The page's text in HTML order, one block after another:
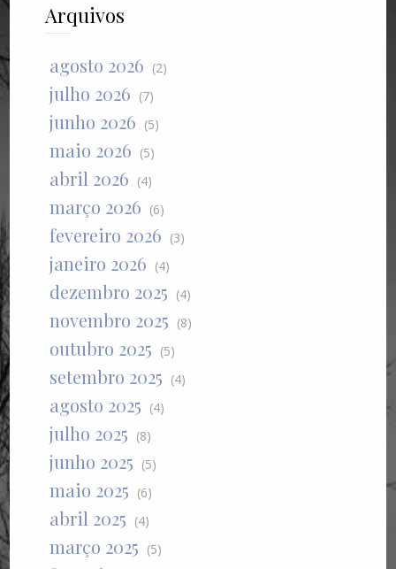
Arquivos
agosto 2026 (2)
julho 2026 (7)
junho 2026 (5)
maio 2026 (5)
abril 2026 (4)
março 2026 (6)
fevereiro 2026 (3)
janeiro 2026 (4)
dezembro 2025 (4)
novembro 2025 (8)
outubro 2025 (5)
setembro 2025 (4)
agosto 2025 (4)
julho 2025 (8)
junho 2025 (5)
maio 2025 (6)
abril 2025 (4)
março 2025 (5)